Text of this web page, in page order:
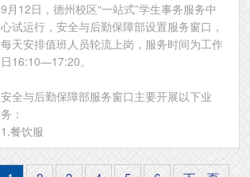
9月12日，德州校区“一站式”学生事务服务中
心试运行，安全与后勤保障部设置服务窗口，
每天安排值班人员轮流上岗，服务时间为工作
日16:10—17:20。
安全与后勤保障部服务窗口主要开展以下业
务：
1.餐饮服